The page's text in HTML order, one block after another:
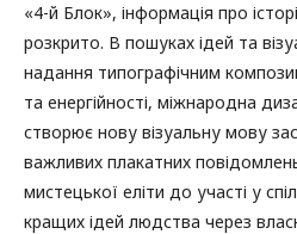
«4-й Блок», інформація про
розкрито. В пошуках ідей та
надання типографічним
та енергійності, міжнародна
створює нову візуальну мову
важливих плакатних
мистецької еліти до участі у
кращих ідей людства через